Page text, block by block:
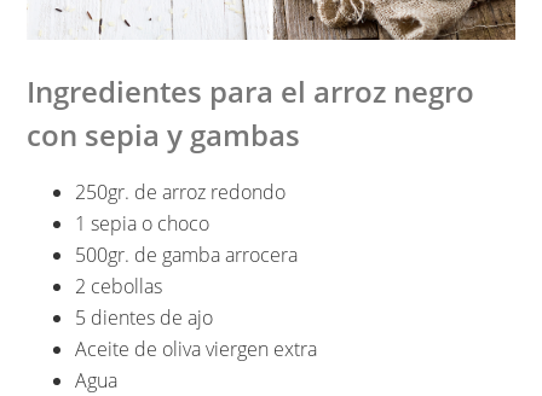
Ingredientes para el arroz negro
con sepia y gambas
250gr. de arroz redondo
1 sepia o choco
500gr. de gamba arrocera
2 cebollas
5 dientes de ajo
Aceite de oliva viergen extra
Agua